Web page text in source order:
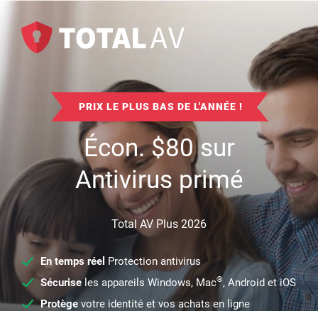
PRIX LE PLUS BAS DE L'ANNÉE !
Écon.$80sur
Antivirus primé
Total AV Plus 2026
En temps réel Protection antivirus
Sécuriseles appareils Windows, Mac®, Android et iOS
Protège votre identité et vos achats en ligne